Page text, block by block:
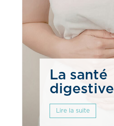
La santé
digestive
Lire la suite